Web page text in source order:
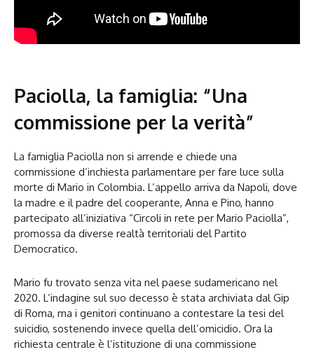
Paciolla, la famiglia: “Una
commissione per la verità”
La famiglia Paciolla non si arrende e chiede una
commissione d’inchiesta parlamentare per fare luce sulla
morte di Mario in Colombia. L’appello arriva da Napoli, dove
la madre e il padre del cooperante, Anna e Pino, hanno
partecipato all’iniziativa “Circoli in rete per Mario Paciolla”,
promossa da diverse realtà territoriali del Partito
Democratico.
Mario fu trovato senza vita nel paese sudamericano nel
2020. L’indagine sul suo decesso è stata archiviata dal Gip
di Roma, ma i genitori continuano a contestare la tesi del
suicidio, sostenendo invece quella dell’omicidio. Ora la
richiesta centrale è l’istituzione di una commissione